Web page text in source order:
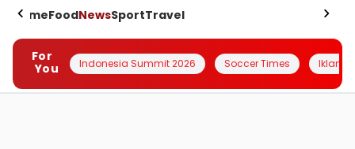
HomeFoodNewsSportTravel
For
You
Indonesia Summit 2026 Soccer Times Iklanin